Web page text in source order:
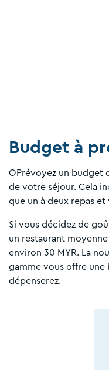
Budget à
OPrévoyez un budget
de votre séjour. Cela
que un à deux repas
Si vous décidez de
un restaurant
environ 30 MYR. La
gamme vous offre
dépenserez.